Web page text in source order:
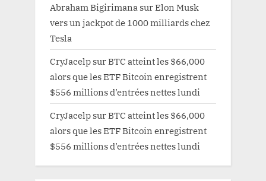
Abraham Bigirimana surElon Musk
vers un jackpot de 1000 milliards chez
Tesla
CryJacelp surBTC atteint les $66,000
alors que les ETF Bitcoin enregistrent
$556 millions d’entrées nettes lundi
CryJacelp surBTC atteint les $66,000
alors que les ETF Bitcoin enregistrent
$556 millions d’entrées nettes lundi